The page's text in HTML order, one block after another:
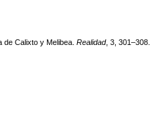
Calixto y Melibea. Realidad, 3, 301–308.